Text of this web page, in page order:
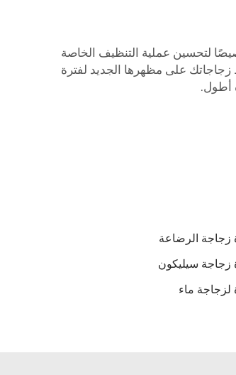
لتحسين عملية التنظيف الخاصة
على مظهرها الجديد لفترة
أطول.
زجاجة الرضاعة
زجاجة سيليكون
لزجاجة ماء